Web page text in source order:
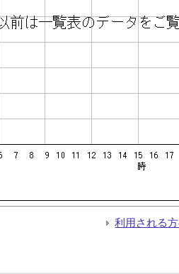
利用される